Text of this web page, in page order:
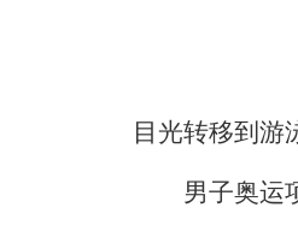
目光转移到游
男子奥运